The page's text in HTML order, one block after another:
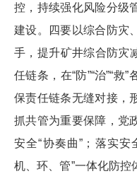
控，持续强化风险分级
建设。四要以综合防灾
手，提升矿井综合防灾
任链条，在“防”“治”“救
保责任链条无缝对接，
抓共管为重要保障，党
安全“协奏曲”；落实安
机、环、管”一体化防